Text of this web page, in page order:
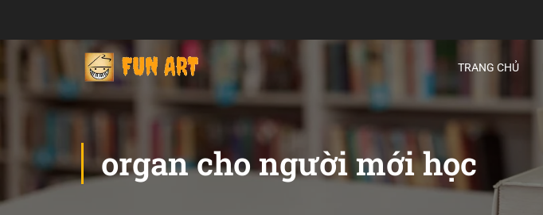
TRANG CHỦ
organ cho người mới học